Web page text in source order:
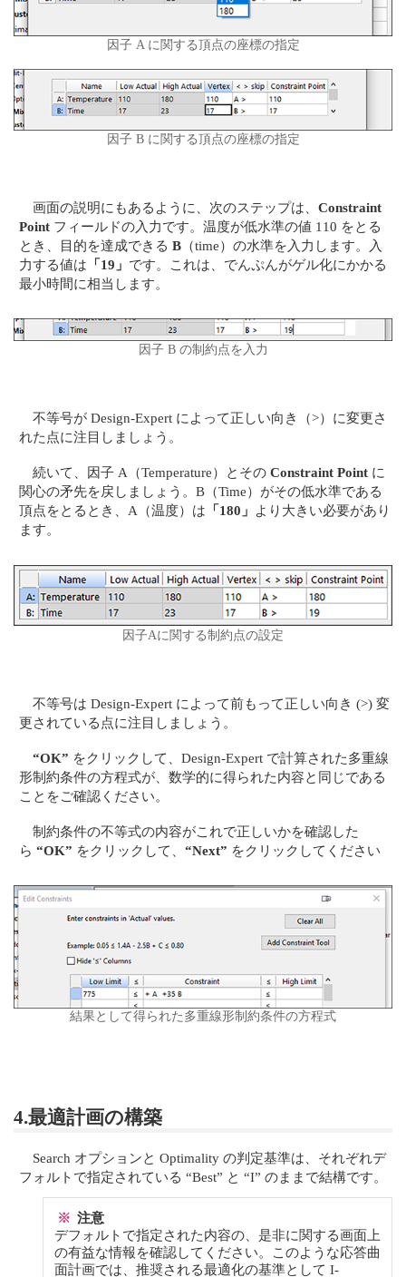
因子 A に関する頂点の座標の指定
因子 B に関する頂点の座標の指定
画面の説明にもあるように、次のステップは、Constraint
Point フィールドの入力です。温度が低水準の値 110 をとる
とき、目的を達成できるB （time）の水準を入力します。入
力する値は 「19」 です。これは、でんぷんがゲル化にかかる
最小時間に相当します。
因子 B の制約点を入力
不等号が Design-Expert によって正しい向き（>）に変更さ
れた点に注目しましょう。
続いて、因子 A（Temperature）とそのConstraint Point に
関心の矛先を戻しましょう。B（Time）がその低水準である
頂点をとるとき、A（温度）は 「180」 より大きい必要があり
ます。
因子Aに関する制約点の設定
不等号は Design-Expert によって前もって正しい向き (>) 変
更されている点に注目しましょう。
“OK” をクリックして、Design-Expert で計算された多重線
形制約条件の方程式が、数学的に得られた内容と同じである
ことをご確認ください。
制約条件の不等式の内容がこれで正しいかを確認した
ら“OK” をクリックして、“Next” をクリックしてください
結果として得られた多重線形制約条件の方程式
4.最適計画の構築
Search オプションと Optimality の判定基準は、それぞれデ
フォルトで指定されている “Best” と “I” のままで結構です。
※ 注意
デフォルトで指定された内容の、是非に関する画面上
の有益な情報を確認してください。このような応答曲
面計画では、推奨される最適化の基準として I-